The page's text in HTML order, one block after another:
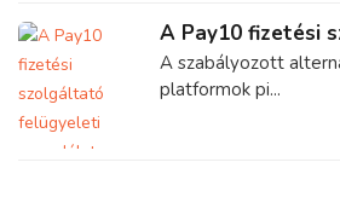
A Pay10 fizetési
A szabályozott
platformok pi...